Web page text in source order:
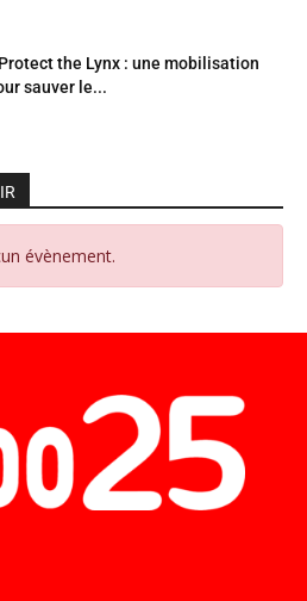
the Lynx : une mobilisation
sauver le...
évènement.